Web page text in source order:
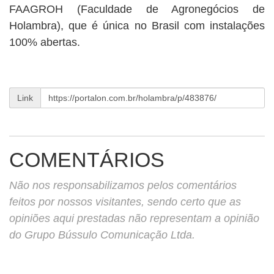
FAAGROH (Faculdade de Agronegócios de
Holambra), que é única no Brasil com instalações
100% abertas.
Link
COMENTÁRIOS
Não nos responsabilizamos pelos comentários
feitos por nossos visitantes, sendo certo que as
opiniões aqui prestadas não representam a opinião
do Grupo Bússulo Comunicação Ltda.